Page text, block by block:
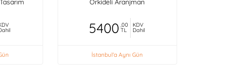
Orkideli Aranjman
5400 ,00
TL
KDV
Dahil
İstanbul'a Aynı Gün